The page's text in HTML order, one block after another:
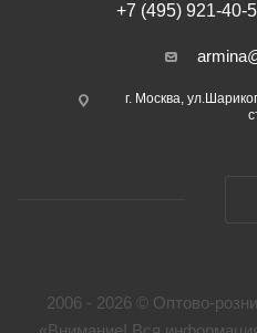
+7 (495) 921-40-
г. Москва,
2006 - 2026 © Оптово-